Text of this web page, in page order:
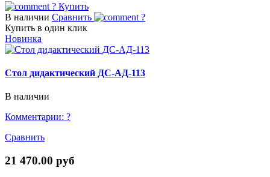
? Купить
В наличии Сравнить
?
Купить в один клик
Новинка
Стол дидактический ДС-АД-113
В наличии
Комментарии: ?
Сравнить
21 470.00 руб